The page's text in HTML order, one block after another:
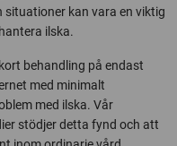
situationer kan vara en viktig
ilska.
behandling på endast
med minimalt
med ilska. Vår
stödjer detta fynd och att